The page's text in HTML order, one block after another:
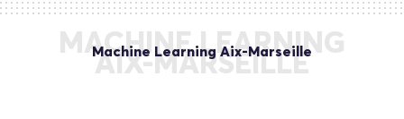
MACHINE LEARNING
AIX-MARSEILLE
Machine Learning Aix-Marseille